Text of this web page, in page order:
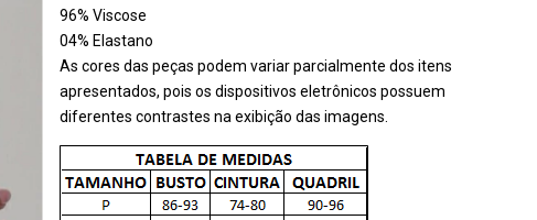
96% Viscose
04% Elastano
As cores das peças podem variar parcialmente dos itens
apresentados, pois os dispositivos eletrônicos possuem
diferentes contrastes na exibição das imagens.